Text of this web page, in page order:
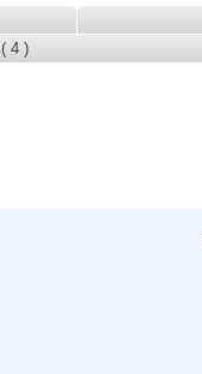
( 4 )